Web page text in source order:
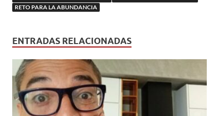
RETO PARA LA ABUNDANCIA
ENTRADAS RELACIONADAS